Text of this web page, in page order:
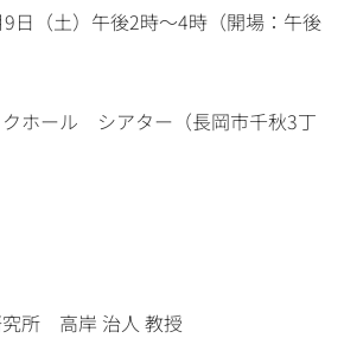
9日（土）午後2時～4時（開場：午後
クホール シアター（長岡市千秋3丁
所 高岸 治人 教授